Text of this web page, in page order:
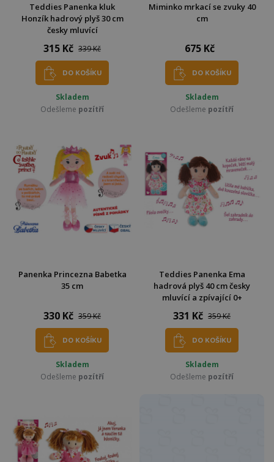
Teddies Panenka kluk
Honzík hadrový plyš 30 cm
česky mluvící
315 Kč 339 Kč
DO KOŠÍKU
Skladem
Odešleme pozítří
Miminko mrkací se zvuky 40
cm
675 Kč
DO KOŠÍKU
Skladem
Odešleme pozítří
Panenka Princezna Babetka
35 cm
330 Kč 359 Kč
DO KOŠÍKU
Skladem
Odešleme pozítří
Teddies Panenka Ema
hadrová plyš 40 cm česky
mluvící a zpívající 0+
331 Kč 359 Kč
DO KOŠÍKU
Skladem
Odešleme pozítří